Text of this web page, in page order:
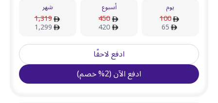
يوم
100
65
أسبوع
450
420
شهر
1,319
1,299
ادفع لاحقًا
ادفع الآن(
2
%خصم)